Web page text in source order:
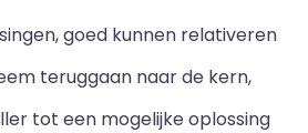
goed kunnen relativeren
teruggaan naar de kern,
tot een mogelijke oplossing